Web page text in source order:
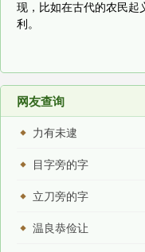
现，比如在古代的农民起
利。
网友查询
力有未逮
目字旁的字
立刀旁的字
温良恭俭让